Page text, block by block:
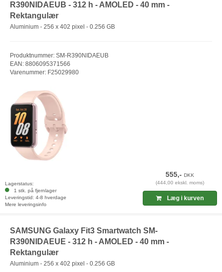
R390NIDAEUB - 312 h - AMOLED - 40 mm -
Rektangulær
Aluminium - 256 x 402 pixel - 0.256 GB
Produktnummer: SM-R390NIDAEUB
EAN: 8806095371566
Varenummer: F25029980
Lagerstatus:
1 stk. på fjernlager
Leveringstid: 4-8 hverdage
Mere leveringsinfo
555,-DKK
(444,00 ekskl. moms)
Læg i kurven
SAMSUNG Galaxy Fit3 Smartwatch SM-
R390NIDAEUE - 312 h - AMOLED - 40 mm -
Rektangulær
Aluminium - 256 x 402 pixel - 0.256 GB